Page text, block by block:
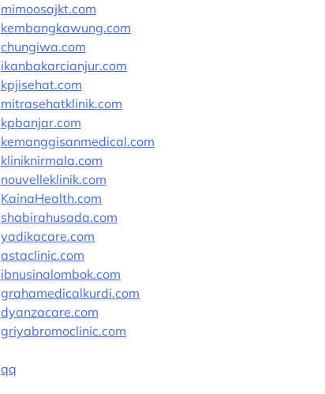
mimoosajkt.com
kembangkawung.com
chungiwa.com
ikanbakarcianjur.com
kpjisehat.com
mitrasehatklinik.com
kpbanjar.com
kemanggisanmedical.com
kliniknirmala.com
nouvelleklinik.com
KainaHealth.com
shabirahusada.com
yadikacare.com
astaclinic.com
ibnusinalombok.com
grahamedicalkurdi.com
dyanzacare.com
griyabromoclinic.com
qq